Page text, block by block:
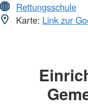
Rettungsschule
Karte: Link zur